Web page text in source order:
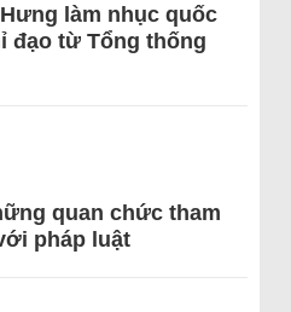
làm nhục quốc
đạo từ Tổng thống
quan chức tham
pháp luật